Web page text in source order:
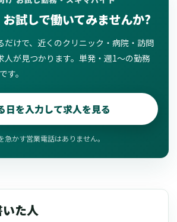
試しで働いてみませんか?
だけで、近くのクリニック・病院・訪問
人が見つかります。単発・週1〜の勤務
す。
日を入力して求人を見る
急かす営業電話はありません。
た人